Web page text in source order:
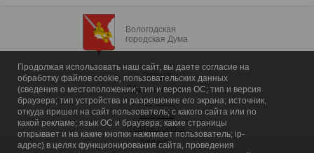
Вологодская
городская Дума
Главная
Общие сведения
Депутаты
Комитеты
График приема
Контакты
Продолжая использовать наш сайт, вы даете согласие на
обработку файлов cookie, пользовательских данных
(сведения о местоположении; тип и версия ОС; тип и версия
браузера; тип устройства и разрешение его экрана; источник,
откуда пришел на сайт пользователь; с какого сайта или по
какой рекламе; язык ОС и браузера; какие страницы
открывает и на какие кнопки нажимает пользователь; ip-
адрес) в целях функционирования сайта, проведения